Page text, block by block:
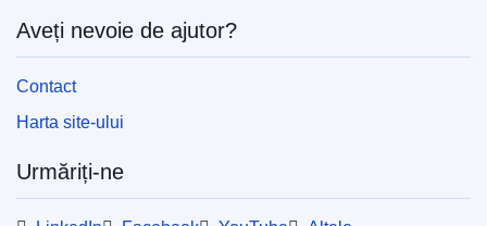
IMMC : C(2025)3198/4161828
Aveți nevoie de ajutor?
Contact
Harta site-ului
Urmăriți-ne